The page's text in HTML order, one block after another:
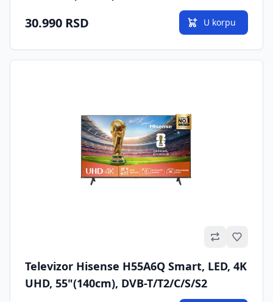
30.990 RSD U korpu
Televizor Hisense H55A6Q Smart, LED, 4K
UHD, 55"(140cm), DVB-T/T2/C/S/S2